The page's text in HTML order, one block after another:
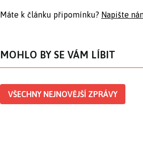
Máte k článku připomínku? Napište
MOHLO BY SE VÁM LÍBIT
VŠECHNY NEJNOVĚJŠÍ ZPRÁVY